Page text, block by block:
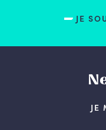
JE
JE